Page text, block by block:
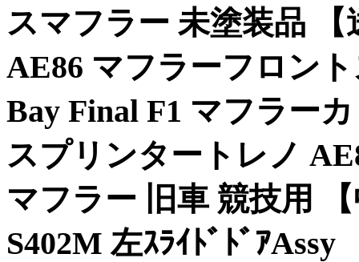
スマフラー 未塗装品
AE86 マフラーフロン
Bay Final F1 マフラー
スプリンタートレノ
マフラー 旧車 競技用
S402M 左ｽﾗｲﾄﾞﾄﾞｱAssy